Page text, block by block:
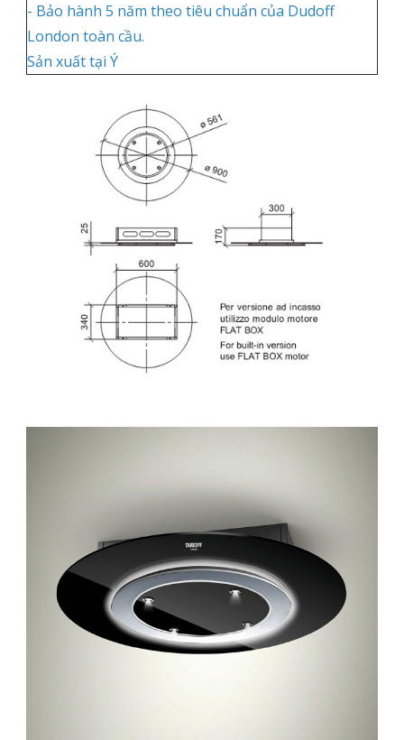
- Bảo hành 5 năm theo tiêu chuẩn của Dudoff
London toàn cầu.
Sản xuất tại Ý